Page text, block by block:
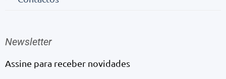
Newsletter
Assine para receber novidades